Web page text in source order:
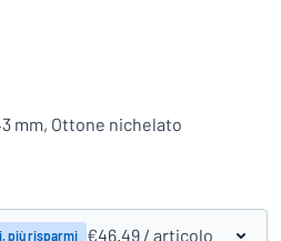
Avvia la progettazione della
mm, Ottone nichelato
più risparmi €46.49 / articolo